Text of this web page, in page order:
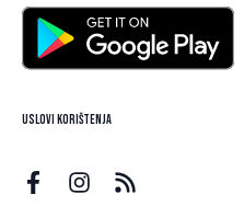
Uslovi korištenja